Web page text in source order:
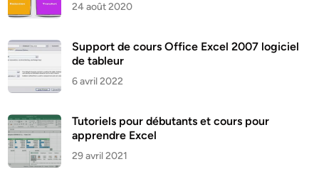
24 août 2020
Support de cours Office Excel 2007 logiciel
de tableur
6 avril 2022
Tutoriels pour débutants et cours pour
apprendre Excel
29 avril 2021